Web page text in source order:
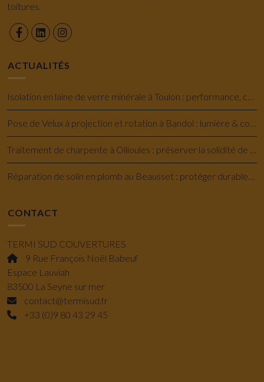
toitures.
ACTUALITÉS
Isolation en laine de verre minérale à Toulon : performance, confort et économie
Pose de Velux à projection et rotation à Bandol : lumière & confort savoir-faire
Traitement de charpente à Ollioules : préserver la solidité de votre maison
Réparation de solin en plomb au Beausset : protéger durablement votre toiture
CONTACT
TERMI SUD COUVERTURES
9 Rue François Noël Babeuf
Espace Lauviah
83500 La Seyne sur mer
contact@termisud.fr
+33 (0)9 80 43 29 45